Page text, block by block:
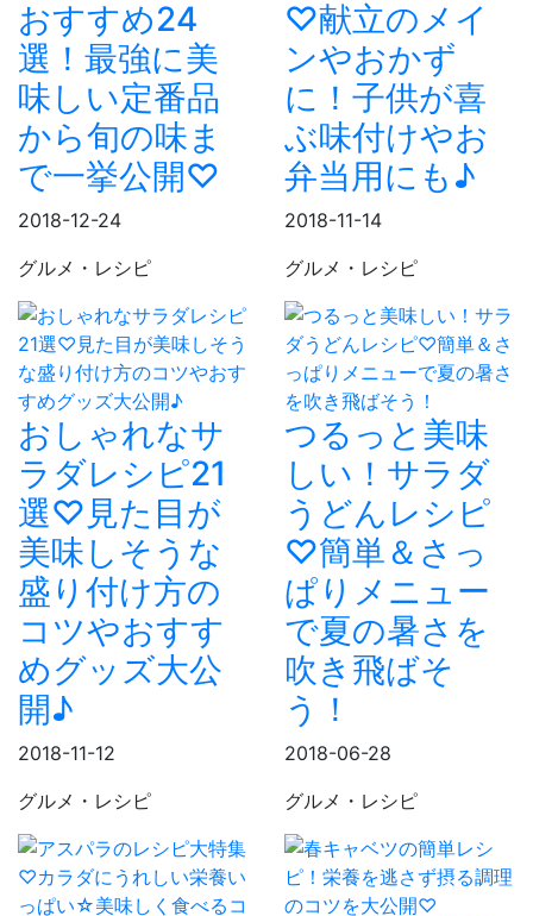
おすすめ24
選！最強に美
味しい定番品
から旬の味ま
で一挙公開♡
2018-12-24
グルメ・レシピ
♡献立のメイ
ンやおかず
に！子供が喜
ぶ味付けやお
弁当用にも♪
2018-11-14
グルメ・レシピ
おしゃれなサ
ラダレシピ21
選♡見た目が
美味しそうな
盛り付け方の
コツやおすす
めグッズ大公
開♪
2018-11-12
グルメ・レシピ
つるっと美味
しい！サラダ
うどんレシピ
♡簡単＆さっ
ぱりメニュー
で夏の暑さを
吹き飛ばそ
う！
2018-06-28
グルメ・レシピ